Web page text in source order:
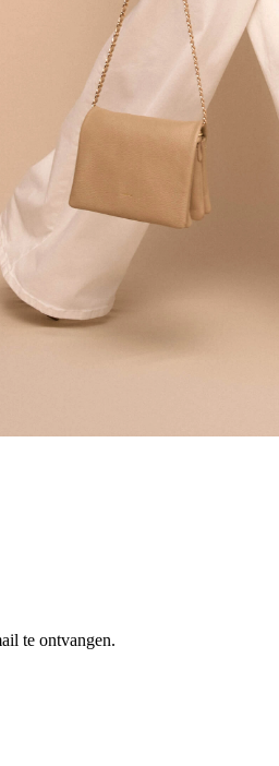
te ontvangen.